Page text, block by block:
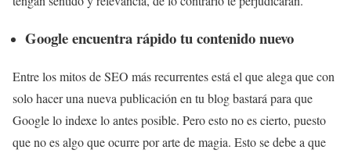
Google encuentra rápido tu contenido nuevo
Entre los mitos de SEO más recurrentes está el que alega que con
solo hacer una nueva publicación en tu blog bastará para que
Google lo indexe lo antes posible. Pero esto no es cierto, puesto
que no es algo que ocurre por arte de magia. Esto se debe a que